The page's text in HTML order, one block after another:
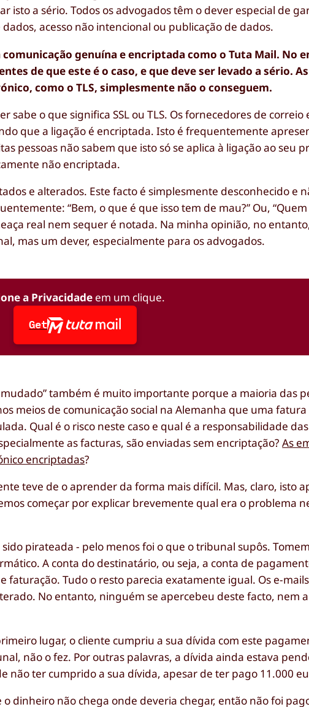
isto a sério. Todos os advogados têm o dever especial de
acesso não intencional ou publicação de dados.
genuína e encriptada como o Tuta Mail. No
de que este é o caso, e que deve ser levado a sério.
como o TLS, simplesmente não o conseguem.
sabe o que significa SSL ou TLS. Os fornecedores de correio
que a ligação é encriptada. Isto é frequentemente
pessoas não sabem que isto só se aplica à ligação ao seu
não encriptada.
e alterados. Este facto é simplesmente desconhecido e
“Bem, o que é que isso tem de mau?” Ou,
real nem sequer é notada. Na minha opinião, no
mas um dever, especialmente para os advogados.
a Privacidade em um clique.
Get
também é muito importante porque a maioria das
meios de comunicação social na Alemanha que uma
Qual é o risco neste caso e qual é a responsabilidade
as facturas, são enviadas sem encriptação?As
encriptadas?
teve de o aprender da forma mais difícil. Mas, claro, isto
começar por explicar brevemente qual era o problema
pirateada - pelo menos foi o que o tribunal supôs.
A conta do destinatário, ou seja, a conta de
faturação. Tudo o resto parecia exatamente igual. Os e-
No entanto, ninguém se apercebeu deste facto, nem
lugar, o cliente cumpriu a sua dívida com este
não o fez. Por outras palavras, a dívida ainda estava
não ter cumprido a sua dívida, apesar de ter pago 11.000
dinheiro não chega onde deveria chegar, então não foi